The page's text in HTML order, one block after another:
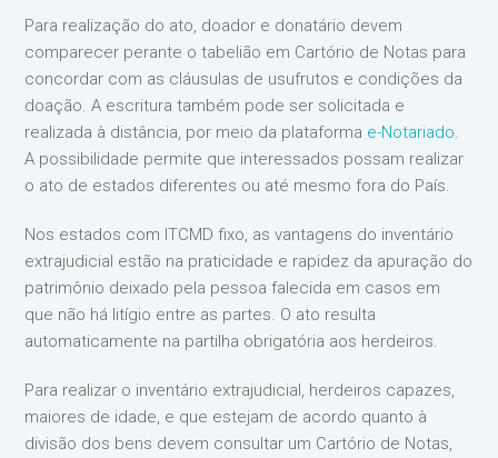
Para realização do ato, doador e donatário devem
comparecer perante o tabelião em Cartório de Notas para
concordar com as cláusulas de usufrutos e condições da
doação. A escritura também pode ser solicitada e
realizada à distância, por meio da plataforma e-Notariado.
A possibilidade permite que interessados possam realizar
o ato de estados diferentes ou até mesmo fora do País.
Nos estados com ITCMD fixo, as vantagens do inventário
extrajudicial estão na praticidade e rapidez da apuração do
patrimônio deixado pela pessoa falecida em casos em
que não há litígio entre as partes. O ato resulta
automaticamente na partilha obrigatória aos herdeiros.
Para realizar o inventário extrajudicial, herdeiros capazes,
maiores de idade, e que estejam de acordo quanto à
divisão dos bens devem consultar um Cartório de Notas,